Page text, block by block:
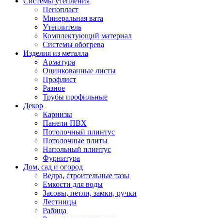
Пенопласт
Минеральная вата
Утеплитель
Комплектующий материал
Системы обогрева
Изделия из металла
Арматура
Оцинкованные листы
Профлист
Разное
Трубы профильные
Декор
Карнизы
Панели ПВХ
Потолочный плинтус
Потолочные плиты
Напольный плинтус
Фурнитура
Дом, сад и огород
Ведра, строительные тазы
Емкости для воды
Засовы, петли, замки, ручки
Лестницы
Рабица